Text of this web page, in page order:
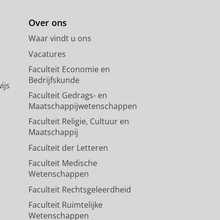
Over ons
Waar vindt u ons
Vacatures
Faculteit Economie en
Bedrijfskunde
Faculteit Gedrags- en
Maatschappijwetenschappen
Faculteit Religie, Cultuur en
Maatschappij
Faculteit der Letteren
Faculteit Medische
Wetenschappen
Faculteit Rechtsgeleerdheid
Faculteit Ruimtelijke
Wetenschappen